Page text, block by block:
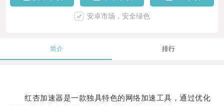
安卓市场，安全绿色
简介 排行
红杏加速器是一款独具特色的网络加速工具，通过优化